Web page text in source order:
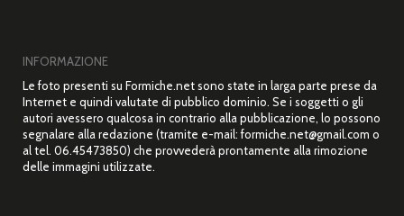
INFORMAZIONE
Le foto presenti su Formiche.net sono state in larga parte prese da
Internet e quindi valutate di pubblico dominio. Se i soggetti o gli
autori avessero qualcosa in contrario alla pubblicazione, lo possono
segnalare alla redazione (tramite e-mail: formiche.net@gmail.com o
al tel. 06.45473850) che provvederà prontamente alla rimozione
delle immagini utilizzate.